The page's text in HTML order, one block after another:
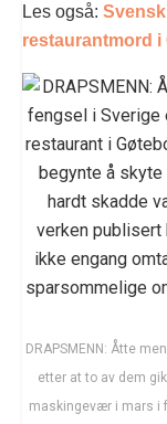
Les også:
restaurantmord i
DRAPSMENN: Åtte
etter at to av dem
maskingevær i mars i